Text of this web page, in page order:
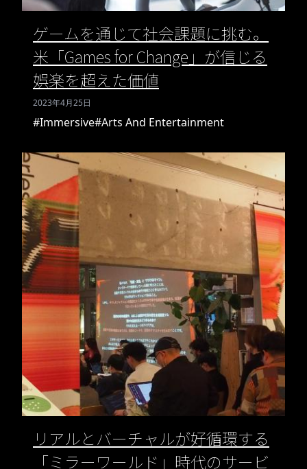
ゲームを通じて社会課題に挑む。
米「Games for Change」が信じる
娯楽を超えた価値
2023年4月25日
#Immersive#Arts And Entertainment
リアルとバーチャルが好循環する
「ミラーワールド」時代のサービ